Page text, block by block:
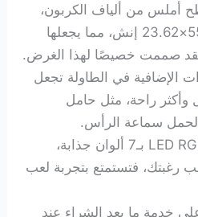
أملس من ألياف الكربون،
كما تأتي بمقاس 55×23.62 إنش، مما يجعلها
فقد صممت خصيصًا لهذا الغرض.
الإضافية في الطاولة تجعل
وأكثر راحة، مثل حامل
سماعة الرأس.
استمتع بمصابيح LED RGB بـ7 ألوان جذابة،
رغبتك، فتستمتع بتجربة لعب
خدمة ما بعد الشراء عند